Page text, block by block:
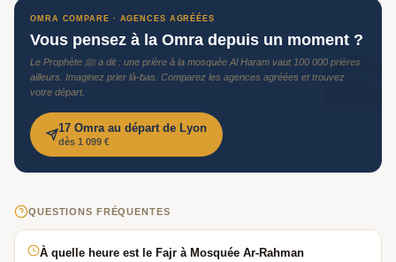
🕋
OMRA COMPARE · AGENCES AGRÉÉES
Vous pensez à la Omra depuis un moment ?
Le Prophète ﷺ a dit : une prière à la mosquée Al Haram vaut 100 000 prières
ailleurs. Imaginez prier là-bas. Comparez les agences agréées et trouvez
votre départ.
17 Omra au départ de Lyon
dès 1 099 €
QUESTIONS FRÉQUENTES
À quelle heure est le Fajr à Mosquée Ar-Rahman